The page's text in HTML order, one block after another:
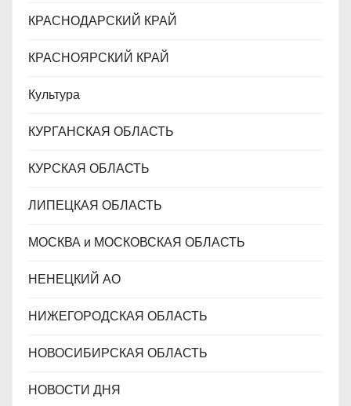
КРАСНОДАРСКИЙ КРАЙ
КРАСНОЯРСКИЙ КРАЙ
Культура
КУРГАНСКАЯ ОБЛАСТЬ
КУРСКАЯ ОБЛАСТЬ
ЛИПЕЦКАЯ ОБЛАСТЬ
МОСКВА и МОСКОВСКАЯ ОБЛАСТЬ
НЕНЕЦКИЙ АО
НИЖЕГОРОДСКАЯ ОБЛАСТЬ
НОВОСИБИРСКАЯ ОБЛАСТЬ
НОВОСТИ ДНЯ